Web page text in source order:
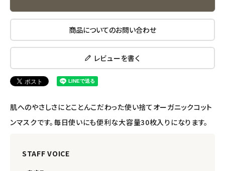
アルマウィン
アルモニベルツ
コラム・スタッフのおすすめ
アカウント情報
商品についてのお問い合わせ
レビューを書く
肌へのやさしさにとことんこだわった使い捨てオーガニックコット
ンマスクです。毎日使いにも便利な大容量30枚入りになります。
STAFF VOICE